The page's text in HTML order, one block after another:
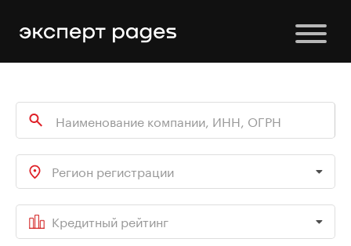
Регион регистрации
Кредитный рейтинг